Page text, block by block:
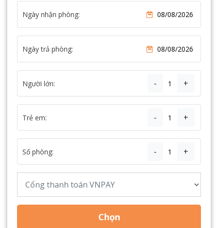
Ngày nhận phòng:
Ngày trả phòng:
Người lớn: - +
Trẻ em: - +
Số phòng: - +
Chọn